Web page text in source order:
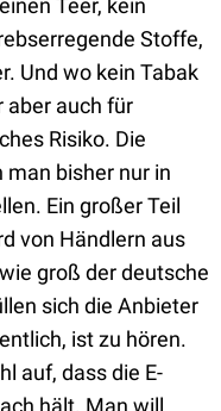
Teer, kein
Stoffe,
Und wo kein Tabak
aber auch für
Risiko. Die
bisher nur in
Ein großer Teil
von Händlern aus
groß der deutsche
sich die Anbieter
ist zu hören.
auf, dass die E-
hält. Man will